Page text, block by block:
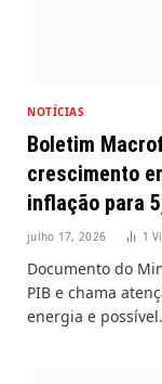
NOTÍCIAS
Boletim
crescimento
inflação para
julho 17, 2026 1
Documento do
PIB e chama
energia e